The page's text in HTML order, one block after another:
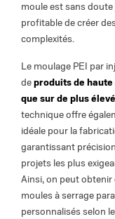
moule est sans doute
profitable de créer
complexités.
Le moulage PEI par
deproduits de
que sur de plus
technique offre
idéale pour la
garantissant
projets les plus
Ainsi, on peut obtenir
moules à serrage
personnalisés selon